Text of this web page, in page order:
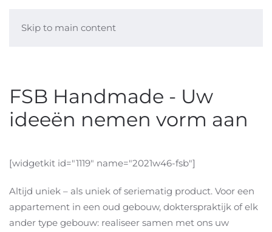
Skip to main content
FSB Handmade - Uw
ideeën nemen vorm aan
[widgetkit id="1119" name="2021w46-fsb"]
Altijd uniek – als uniek of seriematig product. Voor een
appartement in een oud gebouw, dokterspraktijk of elk
ander type gebouw: realiseer samen met ons uw